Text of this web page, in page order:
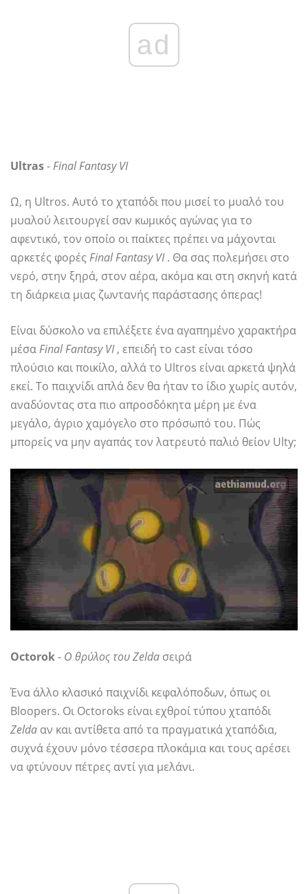
ad
Ultras-Final Fantasy VI
Ω, η Ultros. Αυτό το χταπόδι που μισεί το μυαλό του
μυαλού λειτουργεί σαν κωμικός αγώνας για το
αφεντικό, τον οποίο οι παίκτες πρέπει να μάχονται
αρκετές φορές Final Fantasy VI. Θα σας πολεμήσει στο
νερό, στην ξηρά, στον αέρα, ακόμα και στη σκηνή κατά
τη διάρκεια μιας ζωντανής παράστασης όπερας!
Είναι δύσκολο να επιλέξετε ένα αγαπημένο χαρακτήρα
μέσαFinal Fantasy VI, επειδή το cast είναι τόσο
πλούσιο και ποικίλο, αλλά το Ultros είναι αρκετά ψηλά
εκεί. Το παιχνίδι απλά δεν θα ήταν το ίδιο χωρίς αυτόν,
αναδύοντας στα πιο απροσδόκητα μέρη με ένα
μεγάλο, άγριο χαμόγελο στο πρόσωπό του. Πώς
μπορείς να μην αγαπάς τον λατρευτό παλιό θείον Ulty;
Octorok- Ο θρύλος του Zelda σειρά
Ένα άλλο κλασικό παιχνίδι κεφαλόποδων, όπως οι
Bloopers. Οι Octoroks είναι εχθροί τύπου χταπόδι
Zelda αν και αντίθετα από τα πραγματικά χταπόδια,
συχνά έχουν μόνο τέσσερα πλοκάμια και τους αρέσει
να φτύνουν πέτρες αντί για μελάνι.